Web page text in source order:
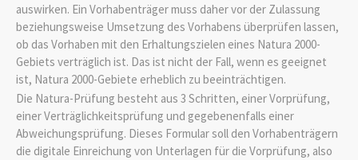
auswirken. Ein Vorhabenträger muss daher vor der Zulassung
beziehungsweise Umsetzung des Vorhabens überprüfen lassen,
ob das Vorhaben mit den Erhaltungszielen eines Natura 2000-
Gebiets verträglich ist. Das ist nicht der Fall, wenn es geeignet
ist, Natura 2000-Gebiete erheblich zu beeinträchtigen.
Die Natura-Prüfung besteht aus 3 Schritten, einer Vorprüfung,
einer Verträglichkeitsprüfung und gegebenenfalls einer
Abweichungsprüfung. Dieses Formular soll den Vorhabenträgern
die digitale Einreichung von Unterlagen für die Vorprüfung, also